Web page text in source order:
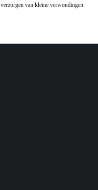
verzorgen van kleine verwondingen.